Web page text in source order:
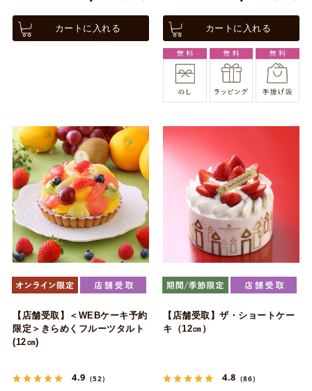
カートに入れる カートに入れる
【店舗受取】＜WEBケーキ予約
限定＞きらめくフルーツタルト
(12㎝)
4.9 （52）
【店舗受取】ザ・ショートケー
キ（12㎝）
4.8 （86）